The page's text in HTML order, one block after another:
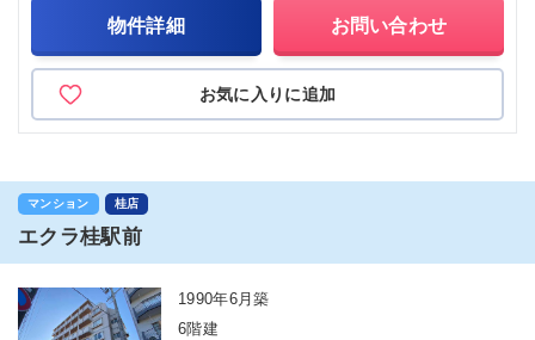
物件詳細 お問い合わせ
お気に入りに追加
マンション 桂店
エクラ桂駅前
1990年6月築
6階建